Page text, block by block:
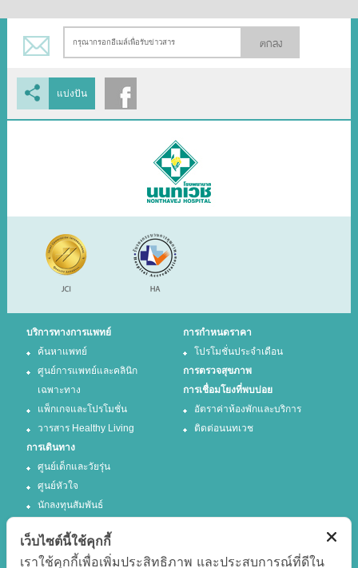
ตกลง
แบ่งปัน
บริการทางการแพทย์
ค้นหาแพทย์
ศูนย์การแพทย์และคลินิก
เฉพาะทาง
แพ็กเกจและโปรโมชั่น
วารสาร Healthy Living
การกำหนดราคา
โปรโมชั่นประจำเดือน
การตรวจสุขภาพ
การเชื่อมโยงที่พบบ่อย
อัตราค่าห้องพักและบริการ
ติดต่อนนทเวช
การเดินทาง
ศูนย์เด็กและวัยรุ่น
ศูนย์หัวใจ
นักลงทุนสัมพันธ์
เว็บไซต์นี้ใช้คุกกี้
เราใช้คุกกี้เพื่อเพิ่มประสิทธิภาพ และประสบการณ์ที่ดีใน